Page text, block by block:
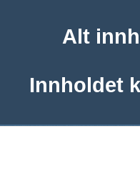
Alt
Innholdet